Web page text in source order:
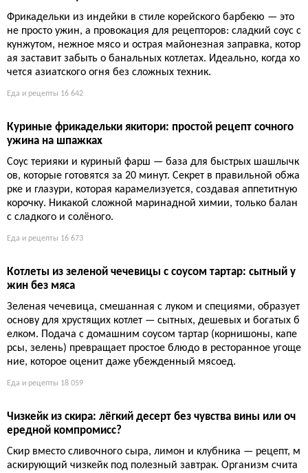
Фрикадельки из индейки в стиле корейского барбекю — это
не просто ужин, а провокация для рецепторов: сладкий соус с
кунжутом, нежное мясо и острая майонезная заправка, котор
ая заставит забыть о банальных котлетах. Идеально, когда хо
чется азиатского огня без сложных техник.
Еда и рецепты 16 642
Куриные фрикадельки якитори: простой рецепт сочного
ужина на шпажках
Соус терияки и куриный фарш — база для быстрых шашлычк
ов, которые готовятся за 20 минут. Секрет в правильной обжа
рке и глазури, которая карамелизуется, создавая аппетитную
корочку. Никакой сложной маринадной химии, только балан
с сладкого и солёного.
Еда и рецепты 16 673
Котлеты из зеленой чечевицы с соусом тартар: сытный у
жин без мяса
Зеленая чечевица, смешанная с луком и специями, образует
основу для хрустящих котлет — сытных, дешевых и богатых б
елком. Подача с домашним соусом тартар (корнишоны, капе
рсы, зелень) превращает простое блюдо в ресторанное угоще
ние, которое оценит даже убежденный мясоед.
Еда и рецепты 18 059
Чизкейк из скира: лёгкий десерт без чувства вины или оч
ередной компромисс?
Скир вместо сливочного сыра, лимон и клубника — рецепт, м
аскирующий чизкейк под полезный завтрак. Организм счита